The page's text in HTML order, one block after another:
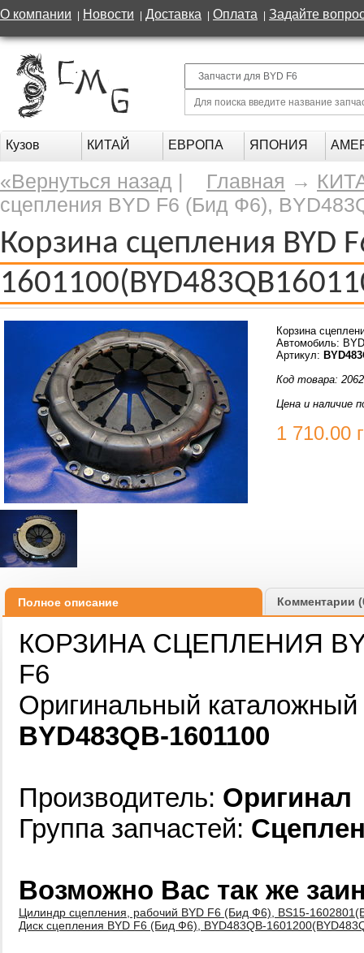
О компании Новости Доставка Оплата Задайте
Кузов КИТАЙ ЕВРОПА ЯПОНИЯ
«Вернуться назад | Главная →
сцепления BYD F6 (Бид Ф6),
Корзина сцепления BYD
Корзина
Автомобиль:
Артикул:
Код товара:
Цена и наличие
1 710.00
Полное описание Комментарии
КОРЗИНА СЦЕПЛЕНИЯ
F6
Оригинальный
BYD483QB-1601100
Производитель: Оригинал
Группа запчастей:
Возможно Вас так же
Цилиндр сцепления, рабочий BYD F6 (Бид Ф6), BS15-
Диск сцепления BYD F6 (Бид Ф6), BYD483QB-